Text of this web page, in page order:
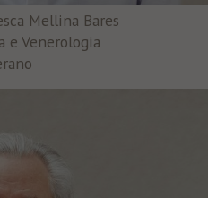
Mellina Bares
e Venerologia